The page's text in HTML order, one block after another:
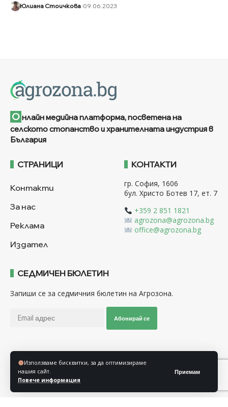
Използваме бисквитки, за да оптимизираме
нашия сайт.
Повече информация
Приемам
Юлиана Стоичкова 09.06.2023
О нлайн медийна платформа, посветена на
селското стопанство и хранителната индустрия в
България
СТРАНИЦИ
Контакти
За нас
Реклама
Издател
КОНТАКТИ
гр. София, 1606
бул. Христо Ботев 17, ет. 7
+359 2 851 1821
agrozona@agrozona.bg
office@agrozona.bg
СЕДМИЧЕН БЮЛЕТИН
Запиши се за седмичния бюлетин на Агрозона.
Абонирай се
Последвайте ни